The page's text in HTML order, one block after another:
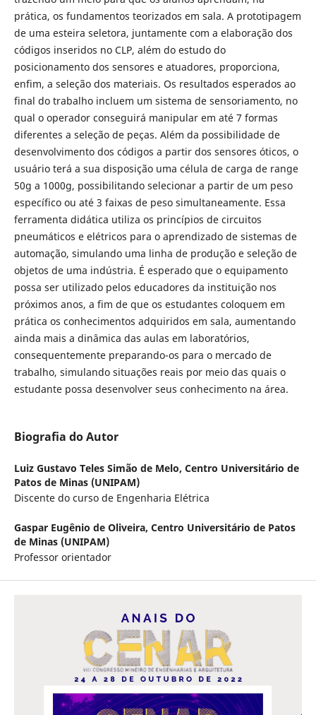
prática, os fundamentos teorizados em sala. A prototipagem
de uma esteira seletora, juntamente com a elaboração dos
códigos inseridos no CLP, além do estudo do
posicionamento dos sensores e atuadores, proporciona,
enfim, a seleção dos materiais. Os resultados esperados ao
final do trabalho incluem um sistema de sensoriamento, no
qual o operador conseguirá manipular em até 7 formas
diferentes a seleção de peças. Além da possibilidade de
desenvolvimento dos códigos a partir dos sensores óticos, o
usuário terá a sua disposição uma célula de carga de range
50g a 1000g, possibilitando selecionar a partir de um peso
específico ou até 3 faixas de peso simultaneamente. Essa
ferramenta didática utiliza os princípios de circuitos
pneumáticos e elétricos para o aprendizado de sistemas de
automação, simulando uma linha de produção e seleção de
objetos de uma indústria. É esperado que o equipamento
possa ser utilizado pelos educadores da instituição nos
próximos anos, a fim de que os estudantes coloquem em
prática os conhecimentos adquiridos em sala, aumentando
ainda mais a dinâmica das aulas em laboratórios,
consequentemente preparando-os para o mercado de
trabalho, simulando situações reais por meio das quais o
estudante possa desenvolver seus conhecimento na área.
Biografia do Autor
Luiz Gustavo Teles Simão de Melo, Centro Universitário de
Patos de Minas (UNIPAM)
Discente do curso de Engenharia Elétrica
Gaspar Eugênio de Oliveira, Centro Universitário de Patos
de Minas (UNIPAM)
Professor orientador